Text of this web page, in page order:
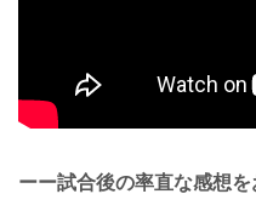
ーー試合後の率直な感想